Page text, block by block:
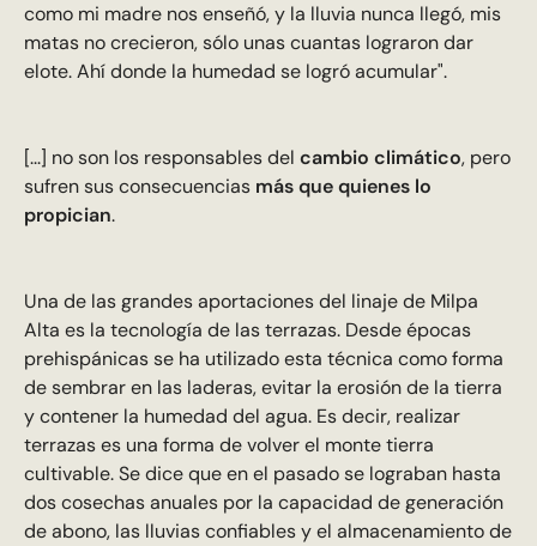
como mi madre nos enseñó, y la lluvia nunca llegó, mis
matas no crecieron, sólo unas cuantas lograron dar
elote. Ahí donde la humedad se logró acumular".
[...] no son los responsables del cambio climático, pero
sufren sus consecuencias más que quienes lo
propician.
Una de las grandes aportaciones del linaje de Milpa
Alta es la tecnología de las terrazas. Desde épocas
prehispánicas se ha utilizado esta técnica como forma
de sembrar en las laderas, evitar la erosión de la tierra
y contener la humedad del agua. Es decir, realizar
terrazas es una forma de volver el monte tierra
cultivable. Se dice que en el pasado se lograban hasta
dos cosechas anuales por la capacidad de generación
de abono, las lluvias confiables y el almacenamiento de